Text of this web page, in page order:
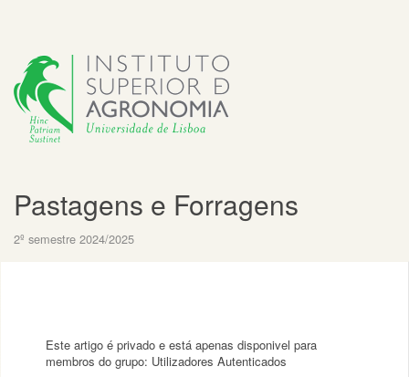
Pastagens e Forragens
2º semestre 2024/2025
Este artigo é privado e está apenas disponivel para
membros do grupo: Utilizadores Autenticados